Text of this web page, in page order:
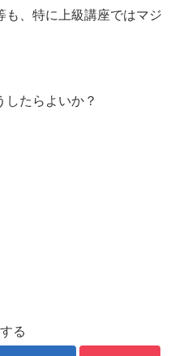
も、特に上級講座ではマジ
したらよいか？
る